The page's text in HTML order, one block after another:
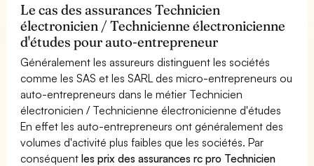
Le cas des assurances Technicien
électronicien / Technicienne électronicienne
d'études pour auto-entrepreneur
Généralement les assureurs distinguent les sociétés
comme les SAS et les SARL des micro-entrepreneurs ou
auto-entrepreneurs dans le métier Technicien
électronicien / Technicienne électronicienne d'études
En effet les auto-entrepreneurs ont généralement des
volumes d'activité plus faibles que les sociétés. Par
conséquentles prix des assurances rc pro Technicien